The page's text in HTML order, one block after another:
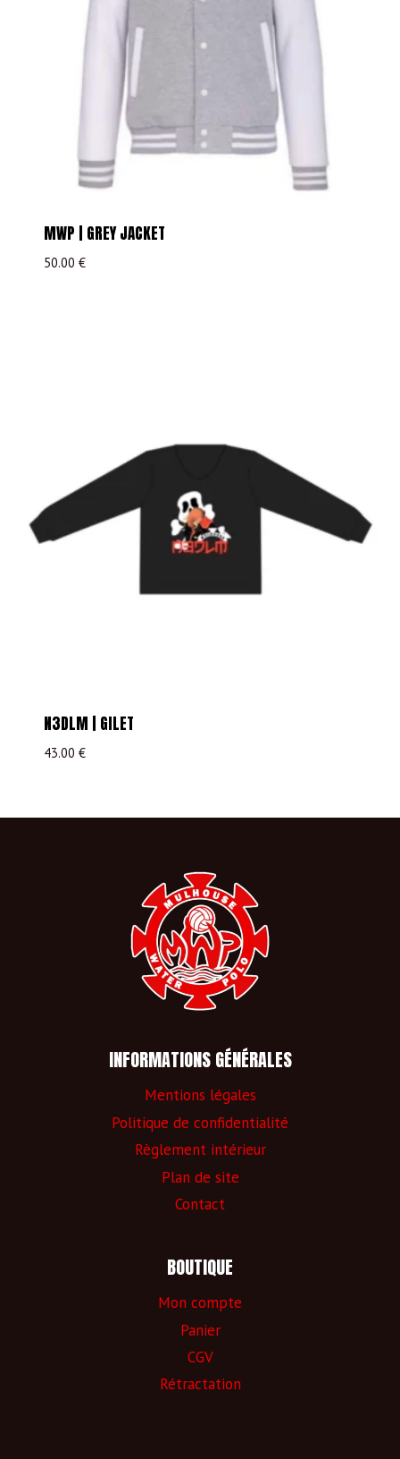
MWP | GREY JACKET
50.00 €
N3DLM | GILET
43.00 €
INFORMATIONS GÉNÉRALES
Mentions légales
Politique de confidentialité
Règlement intérieur
Plan de site
Contact
BOUTIQUE
Mon compte
Panier
CGV
Rétractation